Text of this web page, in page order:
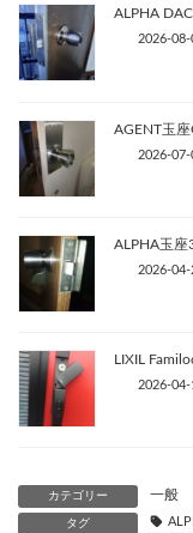
ALPHA
2026-08-
AGENT玉
2026-07-
ALPHA玉座
2026-04-
LIXIL
2026-04-
カテゴリー 一般
タグ